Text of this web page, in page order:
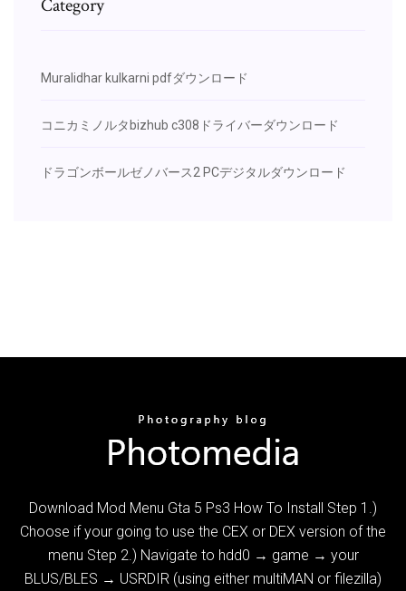
Category
Muralidhar kulkarni pdfダウンロード
コニカミノルタbizhub c308ドライバーダウンロード
ドラゴンボールゼノバース2 PCデジタルダウンロード
Download Mod Menu Gta 5 Ps3 How To Install Step 1.)
Choose if your going to use the CEX or DEX version of the
menu Step 2.) Navigate to hdd0 → game → your
BLUS/BLES → USRDIR (using either multiMAN or filezilla)